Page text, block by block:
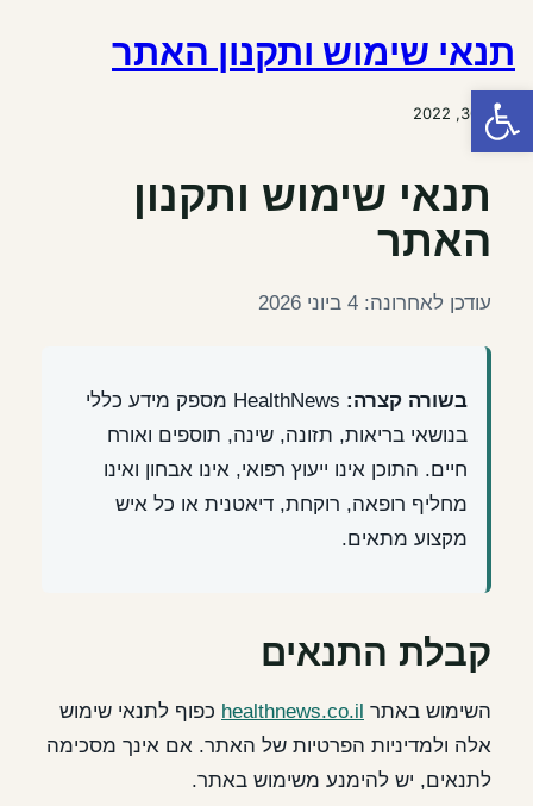
פתח סרגל נגישות
תנאי שימוש ותקנון האתר
ינואר 30, 2022
תנאי שימוש ותקנון
האתר
עודכן לאחרונה: 4 ביוני 2026
בשורה קצרה:
HealthNews מספק מידע כללי
בנושאי בריאות, תזונה, שינה, תוספים ואורח
חיים. התוכן אינו ייעוץ רפואי, אינו אבחון ואינו
מחליף רופאה, רוקחת, דיאטנית או כל איש
מקצוע מתאים.
קבלת התנאים
השימוש באתר healthnews.co.il כפוף לתנאי שימוש
אלה ולמדיניות הפרטיות של האתר. אם אינך מסכימה
לתנאים, יש להימנע משימוש באתר.